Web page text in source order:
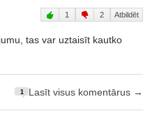
1 2 Atbildēt
tas var uztaisīt kautko
1 Lasīt visus komentārus →